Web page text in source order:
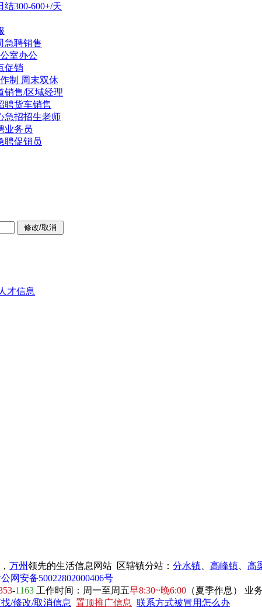
300-600+/天
急聘销售
室办公
促销
制 周末双休
销售/区域经理
聘货车销售
急招招生老师
业务员
聘促销员
才信息
万州领先的生活信息网站 区辖镇分站： 分水镇 高峰镇 高
网安备50022802000406号
-1163 工作时间：周一至周五早8:30~晚6:00 （夏季作息） 业
/修改/取消信息 置顶推广信息 联系方式被冒用怎么办